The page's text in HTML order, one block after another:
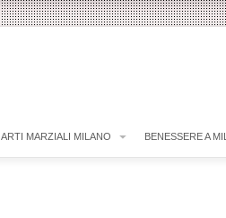
ARTI MARZIALI MILANO BENESSERE A